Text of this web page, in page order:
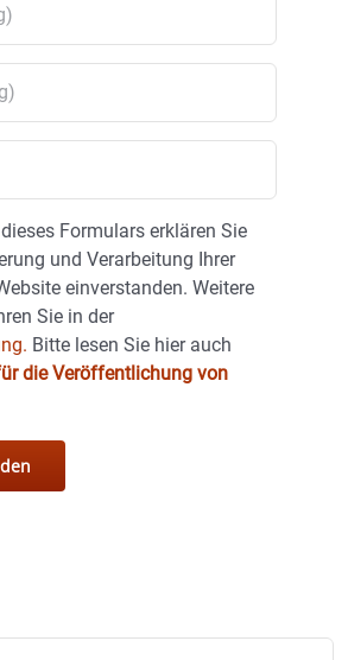
Formulars erklären Sie
und Verarbeitung Ihrer
einverstanden. Weitere
Sie in der
Bitte lesen Sie hier auch
die Veröffentlichung von